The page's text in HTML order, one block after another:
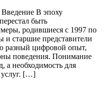
В эпоху
быть
родившиеся с 1997 по
и старшие представители
разный цифровой опыт,
поведения. Понимание
а необходимость для
услуг. […]